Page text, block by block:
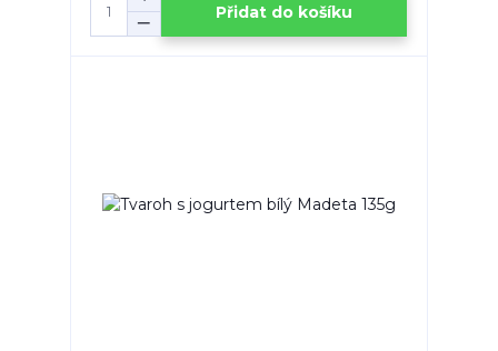
Přidat do košíku